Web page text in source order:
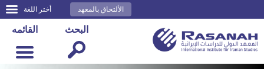
أختر اللغة الألتحاق بالمعهد
القائمه البحث